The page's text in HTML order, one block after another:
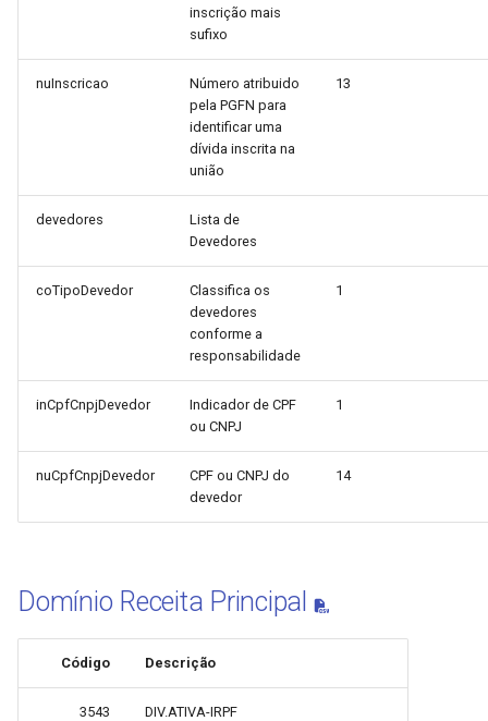
inscrição mais
sufixo
nuInscricao
Número atribuido
pela PGFN para
identificar uma
dívida inscrita na
união
13
devedores
Lista de
Devedores
coTipoDevedor
Classifica os
devedores
conforme a
responsabilidade
1
inCpfCnpjDevedor
Indicador de CPF
ou CNPJ
1
nuCpfCnpjDevedor
CPF ou CNPJ do
devedor
14
Domínio Receita Principal
Código Descrição
3543 DIV.ATIVA-IRPF